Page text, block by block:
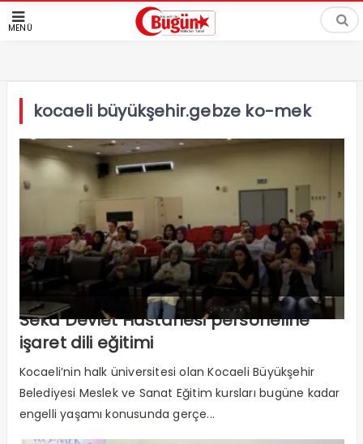
MENÜ
kocaeli büyükşehir.gebze ko-mek
Seka Devlet Hastanesi personeline
işaret dili eğitimi
Kocaeli’nin halk üniversitesi olan Kocaeli Büyükşehir
Belediyesi Meslek ve Sanat Eğitim kursları bugüne kadar
engelli yaşamı konusunda gerçe...